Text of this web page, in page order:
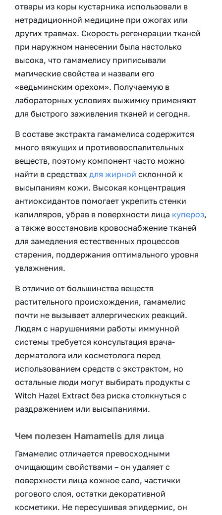
отвары из коры кустарника использовали в
нетрадиционной медицине при ожогах или
других травмах. Скорость регенерации тканей
при наружном нанесении была настолько
высока, что гамамелису приписывали
магические свойства и назвали его
«ведьминским орехом». Получаемую в
лабораторных условиях выжимку применяют
для быстрого заживления тканей и сегодня.
В составе экстракта гамамелиса содержится
много вяжущих и противовоспалительных
веществ, поэтому компонент часто можно
найти в средствах для жирной склонной к
высыпаниям кожи. Высокая концентрация
антиоксидантов помогает укрепить стенки
капилляров, убрав в поверхности лица купероз,
а также восстановив кровоснабжение тканей
для замедления естественных процессов
старения, поддержания оптимального уровня
увлажнения.
В отличие от большинства веществ
растительного происхождения, гамамелис
почти не вызывает аллергических реакций.
Людям с нарушениями работы иммунной
системы требуется консультация врача-
дерматолога или косметолога перед
использованием средств с экстрактом, но
остальные люди могут выбирать продукты с
Witch Hazel Extract без риска столкнуться с
раздражением или высыпаниями.
Чем полезен Hamamelis для лица
Гамамелис отличается превосходными
очищающим свойствами – он удаляет с
поверхности лица кожное сало, частички
рогового слоя, остатки декоративной
косметики. Не пересушивая эпидермис, он